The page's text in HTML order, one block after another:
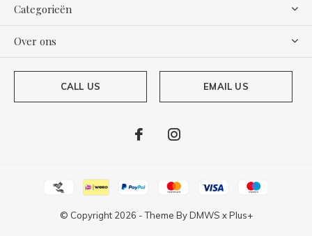
Categorieën
Over ons
CALL US EMAIL US
© Copyright 2026 - Theme ByDMWS xPlus+